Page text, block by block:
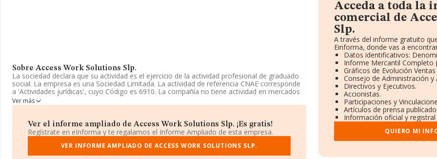
Sobre Access Work Solutions Slp.
La sociedad declara que su actividad es el ejercicio de la actividad profesional de graduado
social. La empresa es una Sociedad Limitada. La actividad de referencia CNAE corresponde
a 'Actividades jurídicas', cuyo Código es 6910. La compañía no tiene actividad en mercados
exteriores.
La sociedadAccess Work Solutions SLP, B54873021, tiene domicilio fiscal en Avenida
Maisonnave núm. 41 3 B, (03003), en el municipio de Alicante, Comunidad Valenciana.
En base a la información de la que dispone INFORMA sobre 28.030 compañías, a nivel
Ver más
Ver el informe ampliado de Access Work Solutions Slp. ¡Es gratis!
Regístrate en eInforma y te regalamos el Informe Ampliado de esta empresa.
VER INFORME AMPLIADO DE ACCESS WORK SOLUTIONS SLP.
Acceda a toda la
comercial de
Slp.
A través del informe gratuito
Einforma, donde vas a
Datos identificativos:
Informe Mercantil Completo
Gráficos de Evolución
Consejo de Administración y
Directivos y Ejecutivos.
Accionistas.
Participaciones y
Artículos de prensa
Información oficial y
QUIERO MI